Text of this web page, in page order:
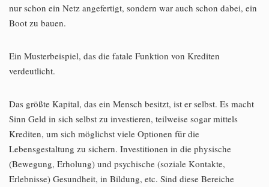
nur schon ein Netz angefertigt, sondern war auch schon dabei, ein
Boot zu bauen.
Ein Musterbeispiel, das die fatale Funktion von Krediten
verdeutlicht.
Das größte Kapital, das ein Mensch besitzt, ist er selbst. Es macht
Sinn Geld in sich selbst zu investieren, teilweise sogar mittels
Krediten, um sich möglichst viele Optionen für die
Lebensgestaltung zu sichern. Investitionen in die physische
(Bewegung, Erholung) und psychische (soziale Kontakte,
Erlebnisse) Gesundheit, in Bildung, etc. Sind diese Bereiche